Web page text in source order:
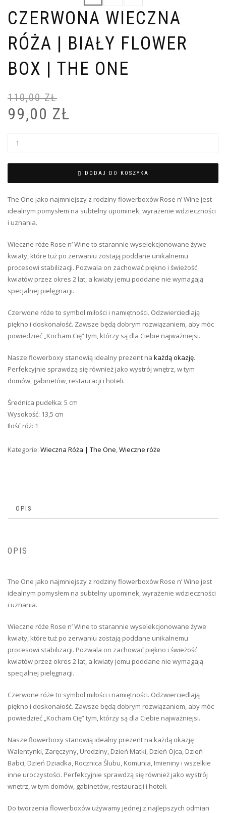
CZERWONA WIECZNA
RÓŻA | BIAŁY FLOWER
BOX | THE ONE
110,00ZŁ
99,00 ZŁ
DODAJ DO KOSZYKA
The One jako najmniejszy z rodziny flowerboxów Rose n’ Wine jest
idealnym pomysłem na subtelny upominek, wyrażenie wdzieczności
i uznania.
Wieczne róże Rose n’ Wine to starannie wyselekcjonowane żywe
kwiaty, które tuż po zerwaniu zostają poddane unikalnemu
procesowi stabilizacji. Pozwala on zachować piękno i świeżość
kwiatów przez okres 2 lat, a kwiaty jemu poddane nie wymagają
specjalnej pielęgnacji.
Czerwone róże to symbol miłości i namiętności. Odzwierciedlają
piękno i doskonałość. Zawsze będą dobrym rozwiązaniem, aby móc
powiedzieć „Kocham Cię” tym, którzy są dla Ciebie najważniejsi.
Nasze flowerboxy stanowią idealny prezent na każdą okazję.
Perfekcyjnie sprawdzą się również jako wystrój wnętrz, w tym
domów, gabinetów, restauracji i hoteli.
Średnica pudełka: 5 cm
Wysokość: 13,5 cm
Ilość róż: 1
Kategorie: Wieczna Róża | The One,Wieczne róże
OPIS
OPIS
The One jako najmniejszy z rodziny flowerboxów Rose n’ Wine jest
idealnym pomysłem na subtelny upominek, wyrażenie wdzieczności
i uznania.
Wieczne róże Rose n’ Wine to starannie wyselekcjonowane żywe
kwiaty, które tuż po zerwaniu zostają poddane unikalnemu
procesowi stabilizacji. Pozwala on zachować piękno i świeżość
kwiatów przez okres 2 lat, a kwiaty jemu poddane nie wymagają
specjalnej pielęgnacji.
Czerwone róże to symbol miłości i namiętności. Odzwierciedlają
piękno i doskonałość. Zawsze będą dobrym rozwiązaniem, aby móc
powiedzieć „Kocham Cię” tym, którzy są dla Ciebie najważniejsi.
Nasze flowerboxy stanowią idealny prezent na każdą okazję
Walentynki, Zaręczyny, Urodziny, Dzień Matki, Dzień Ojca, Dzień
Babci, Dzień Dziadka, Rocznica Ślubu, Komunia, Imieniny i wszelkie
inne uroczystości. Perfekcyjnie sprawdzą się również jako wystrój
wnętrz, w tym domów, gabinetów, restauracji i hoteli.
Do tworzenia flowerboxów używamy jednej z najlepszych odmian